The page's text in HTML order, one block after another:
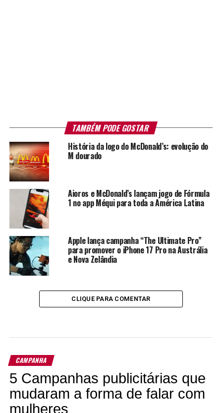
TAMBÉM PODE GOSTAR
História da logo do McDonald’s: evolução do
M dourado
Aioros e McDonald’s lançam jogo de Fórmula
1 no app Méqui para toda a América Latina
Apple lança campanha “The Ultimate Pro”
para promover o iPhone 17 Pro na Austrália
e Nova Zelândia
CLIQUE PARA COMENTAR
CAMPANHA
5 Campanhas publicitárias que
mudaram a forma de falar com
mulheres